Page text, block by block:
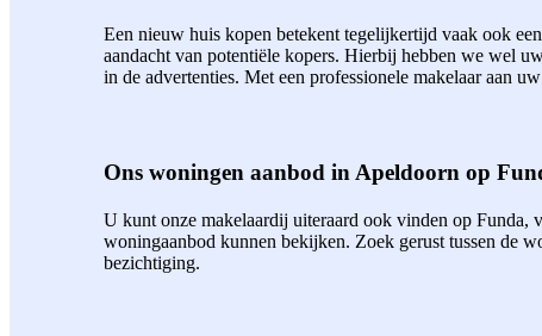
Een nieuw huis kopen betekent tegelijkertijd vaak ook
aandacht van potentiële kopers. Hierbij hebben we wel
in de advertenties. Met een professionele makelaar aan
Ons woningen aanbod in Apeldoorn op
U kunt onze makelaardij uiteraard ook vinden op Funda,
woningaanbod kunnen bekijken. Zoek gerust tussen de
bezichtiging.